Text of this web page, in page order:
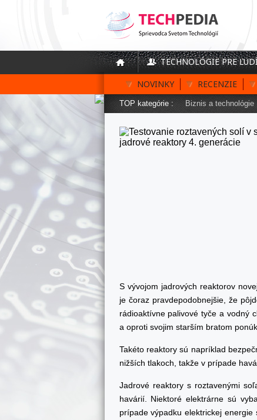
TECHNOLÓGIE PRE
NOVINKY
RECENZIE
TOP kategórie : Biznis a technológie
S vývojom jadrových reaktorov
je čoraz pravdepodobnejšie, že
rádioaktívne palivové tyče a vodný
a oproti svojim starším bratom
Takéto reaktory sú napríklad
nižších tlakoch, takže v prípade
Jadrové reaktory s roztavenými
havárií. Niektoré elektrárne sú
prípade výpadku elektrickej